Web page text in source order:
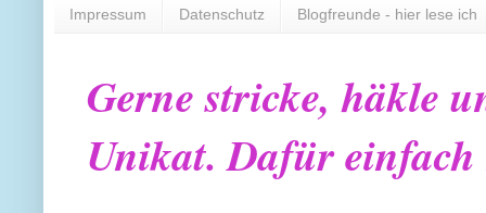
Impressum Datenschutz Blogfreunde - hier lese ich
Gerne stricke, häkle
Unikat. Dafür